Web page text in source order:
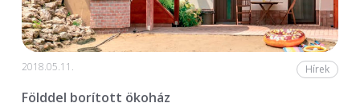
2018.05.11. Hírek
Földdel borított ökoház